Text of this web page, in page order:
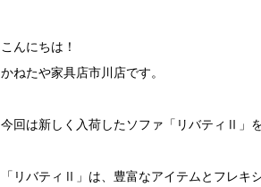
こんにちは！
かねたや家具店市川店です。
今回は新しく入荷したソファ「リバティⅡ」
「リバティⅡ」は、豊富なアイテムとフレキ